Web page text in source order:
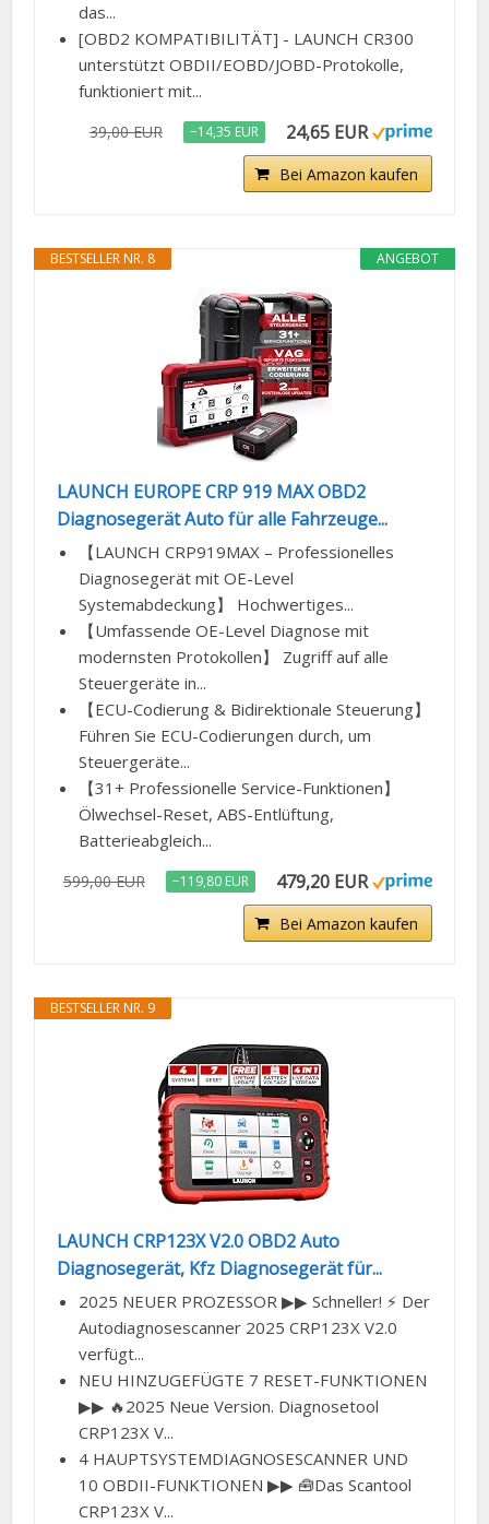
das...
[OBD2 KOMPATIBILITÄT] - LAUNCH CR300
unterstützt OBDII/EOBD/JOBD-Protokolle,
funktioniert mit...
39,00 EUR −14,35 EUR 24,65 EUR
Bei Amazon kaufen
ANGEBOT
BESTSELLER NR. 8
LAUNCH EUROPE CRP 919 MAX OBD2
Diagnosegerät Auto für alle Fahrzeuge...
【LAUNCH CRP919MAX – Professionelles
Diagnosegerät mit OE-Level
Systemabdeckung】 Hochwertiges...
【Umfassende OE-Level Diagnose mit
modernsten Protokollen】 Zugriff auf alle
Steuergeräte in...
【ECU-Codierung & Bidirektionale Steuerung】
Führen Sie ECU-Codierungen durch, um
Steuergeräte...
【31+ Professionelle Service-Funktionen】
Ölwechsel-Reset, ABS-Entlüftung,
Batterieabgleich...
599,00 EUR −119,80 EUR 479,20 EUR
Bei Amazon kaufen
BESTSELLER NR. 9
LAUNCH CRP123X V2.0 OBD2 Auto
Diagnosegerät, Kfz Diagnosegerät für...
2025 NEUER PROZESSOR ▶︎▶︎ Schneller! ⚡ Der
Autodiagnosescanner 2025 CRP123X V2.0
verfügt...
NEU HINZUGEFÜGTE 7 RESET-FUNKTIONEN
▶︎▶︎ 🔥2025 Neue Version. Diagnosetool
CRP123X V...
4 HAUPTSYSTEMDIAGNOSESCANNER UND
10 OBDII-FUNKTIONEN ▶︎▶︎ 🧰Das Scantool
CRP123X V...